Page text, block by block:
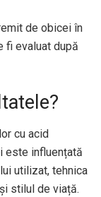
de obicei în
fi evaluat după
cu acid
este influențată
utilizat, tehnica
stilul de viață.